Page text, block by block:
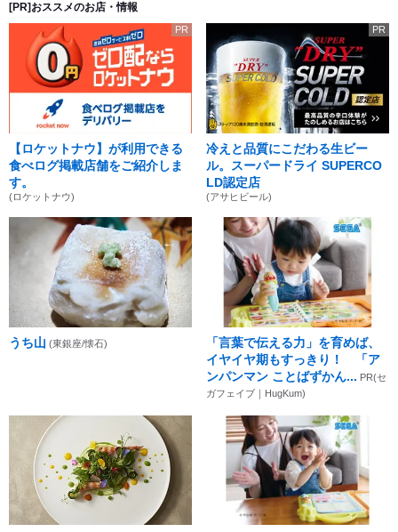
[PR]おススメのお店・情報
PR
【ロケットナウ】が利用できる
食べログ掲載店舗をご紹介しま
す。
(ロケットナウ)
PR
冷えと品質にこだわる生ビー
ル。スーパードライ SUPERCO
LD認定店
(アサヒビール)
うち山 (東銀座/懐石)
「言葉で伝える力」を育めば、
イヤイヤ期もすっきり！ 「ア
ンパンマン ことばずかん... PR(セ
ガフェイブ｜HugKum)